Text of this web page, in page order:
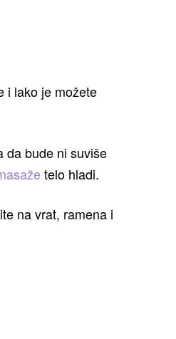
i lako je možete
da bude ni suviše
telo hladi.
na vrat, ramena i